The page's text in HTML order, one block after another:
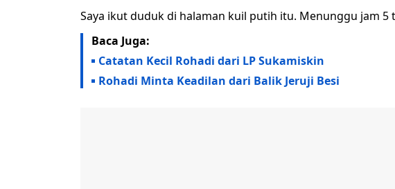
Saya ikut duduk di halaman kuil putih itu. Menunggu jam 5
Baca Juga:
Catatan Kecil Rohadi dari LP Sukamiskin
Rohadi Minta Keadilan dari Balik Jeruji Besi